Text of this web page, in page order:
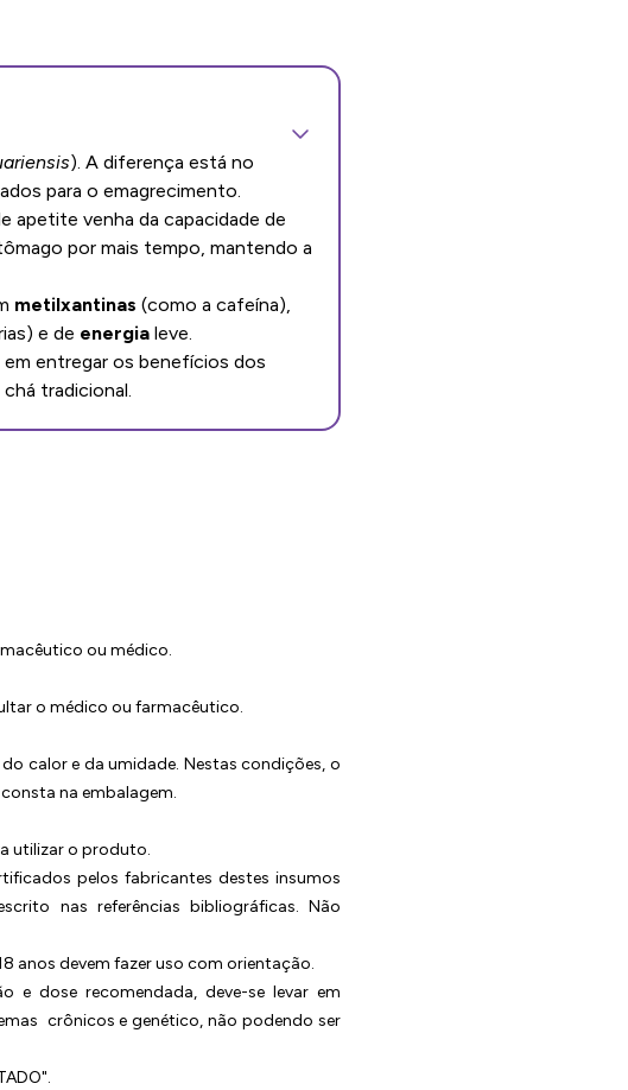
). A diferença está no
para o emagrecimento.
apetite venha da capacidade de
por mais tempo, mantendo a
metilxantinas (como a cafeína),
e de energia leve.
entregar os benefícios dos
tradicional.
ou médico.
o médico ou farmacêutico.
calor e da umidade. Nestas condições, o
na embalagem.
utilizar o produto.
pelos fabricantes destes insumos
nas referências bibliográficas. Não
anos devem fazer uso com orientação.
e dose recomendada, deve-se levar em
crônicos e genético, não podendo ser